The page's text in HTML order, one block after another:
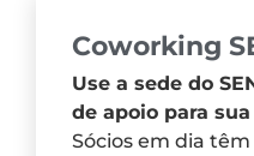
Coworking
Use a sede do
de apoio para
Sócios em dia